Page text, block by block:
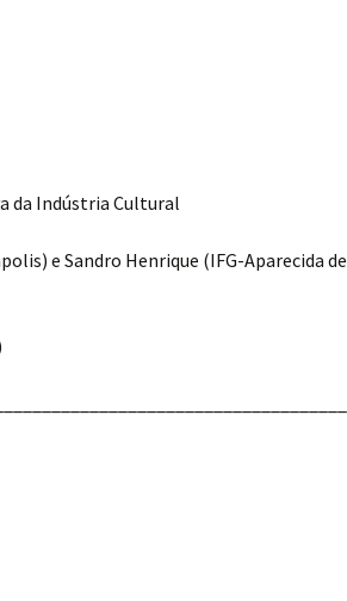
da Indústria Cultural
e Sandro Henrique (IFG-Aparecida de